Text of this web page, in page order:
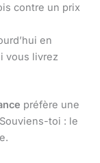
contre un prix
en
vous livrez
préfère une
toi : le